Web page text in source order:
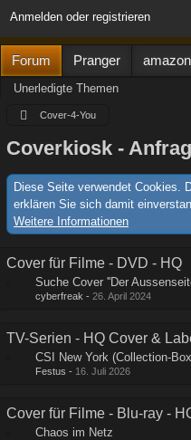
Anmelden oder registrieren
Forum Pranger
Unerledigte Themen
Cover-4-You
Coverkiosk -
Diese Seite verwendet Cookies.
erklären Sie sich damit
Weitere Informationen
Cover für Filme - DVD - HQ
cyberfreak - 26. April 2024
TV-Serien - HQ Cover &
CSI New York (Collection-
Festus - 16. Juli 2026
Cover für Filme - Blu-ray -
Chaos im Netz